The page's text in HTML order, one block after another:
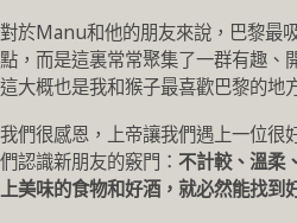
對於Manu和他的朋友來說，巴黎最
點，而是這裏常常聚集了一群有趣、
這大概也是我和猴子最喜歡巴黎的地
我們很感恩，上帝讓我們遇上一位很
們認識新朋友的竅門： 不計較、溫柔
上美味的食物和好酒，就必然能找到